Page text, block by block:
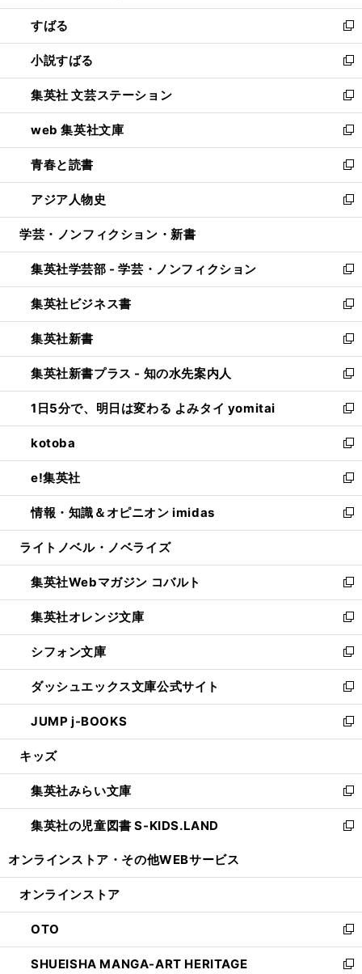
開
く
ウ
で
開
く
ン
ド
ウ
で
開
く
すばる
新
し
い
ウ
ィ
ン
ド
ウ
で
開
く
小説すばる
新
し
い
ウ
ィ
ン
ド
ウ
で
開
集英社 文芸ステーション
新
し
い
ウ
ィ
ン
ド
ウ
開
く
web 集英社文庫
新
し
い
ウ
ィ
ン
ウ
で
開
く
青春と読書
新
し
い
ウ
ン
ド
ウ
で
開
く
アジア人物史
新
し
ウ
ィ
ン
ド
ウ
で
開
く
学芸・ノンフィクション・新書
集英社学芸部 - 学芸・ノンフィクション
新
し
い
ウ
ィ
ン
ド
ウ
で
開
く
集英社ビジネス書
新
し
い
ウ
ィ
ン
ド
ウ
で
開
く
集英社新書
新
し
い
ウ
ィ
ン
ド
ウ
で
開
く
集英社新書プラス - 知の水先案内人
新
し
い
ウ
ィ
ン
ド
ウ
で
開
1日5分で、明日は変わる よみタイ yomitai
新
し
い
ウ
ィ
ン
ド
ウ
開
く
kotoba
新
し
い
ウ
ィ
ン
ウ
で
開
く
e!集英社
新
し
い
ウ
ン
ド
ウ
で
開
く
情報・知識＆オピニオン imidas
新
し
ウ
ィ
ン
ド
ウ
で
開
く
ライトノベル・ノベライズ
集英社Webマガジン コバルト
新
し
い
ウ
ィ
ン
ド
ウ
で
開
集英社オレンジ文庫
新
し
い
ウ
ィ
ン
ド
ウ
開
く
シフォン文庫
新
し
い
ウ
ィ
ン
ウ
で
開
く
ダッシュエックス文庫公式サイト
新
し
い
ウ
ン
ド
ウ
で
JUMP j-BOOKS
新
し
ウ
ィ
ン
ド
開
キッズ
集英社みらい文庫
新
し
い
ン
ウ
で
開
く
集英社の児童図書 S-KIDS.LAND
新
ウ
ン
ド
ウ
で
オンラインストア・ その他WEBサービス
オンラインストア
OTO
新
し
い
SHUEISHA MANGA-ART HERITAGE
新